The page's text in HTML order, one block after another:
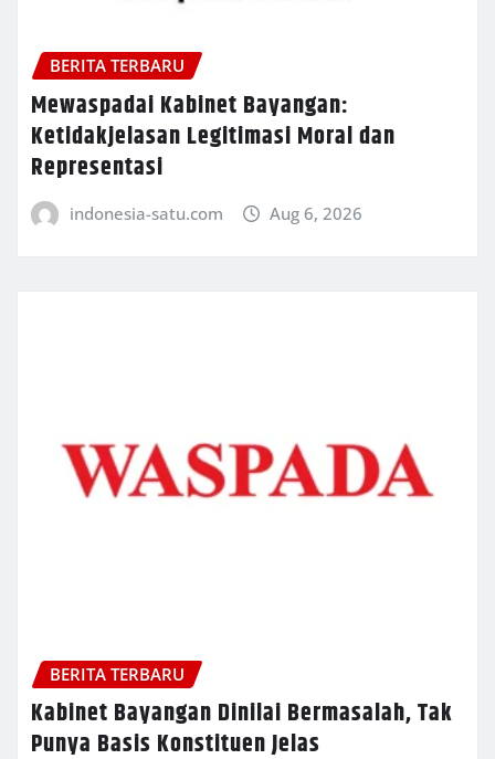
BERITA TERBARU
Mewaspadai Kabinet Bayangan:
Ketidakjelasan Legitimasi Moral dan
Representasi
indonesia-satu.com Aug 6, 2026
BERITA TERBARU
Kabinet Bayangan Dinilai Bermasalah, Tak
Punya Basis Konstituen Jelas